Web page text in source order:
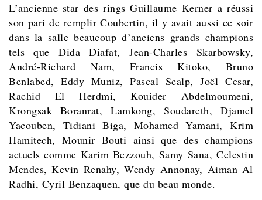
L’ancienne star des rings Guillaume Kerner a réussi
son pari de remplir Coubertin, il y avait aussi ce soir
dans la salle beaucoup d’anciens grands champions
tels que Dida Diafat, Jean-Charles Skarbowsky,
André-Richard Nam, Francis Kitoko, Bruno
Benlabed, Eddy Muniz, Pascal Scalp, Joël Cesar,
Rachid El Herdmi, Kouider Abdelmoumeni,
Krongsak Boranrat, Lamkong, Soudareth, Djamel
Yacouben, Tidiani Biga, Mohamed Yamani, Krim
Hamitech, Mounir Bouti ainsi que des champions
actuels comme Karim Bezzouh, Samy Sana, Celestin
Mendes, Kevin Renahy, Wendy Annonay, Aiman Al
Radhi, Cyril Benzaquen, que du beau monde.